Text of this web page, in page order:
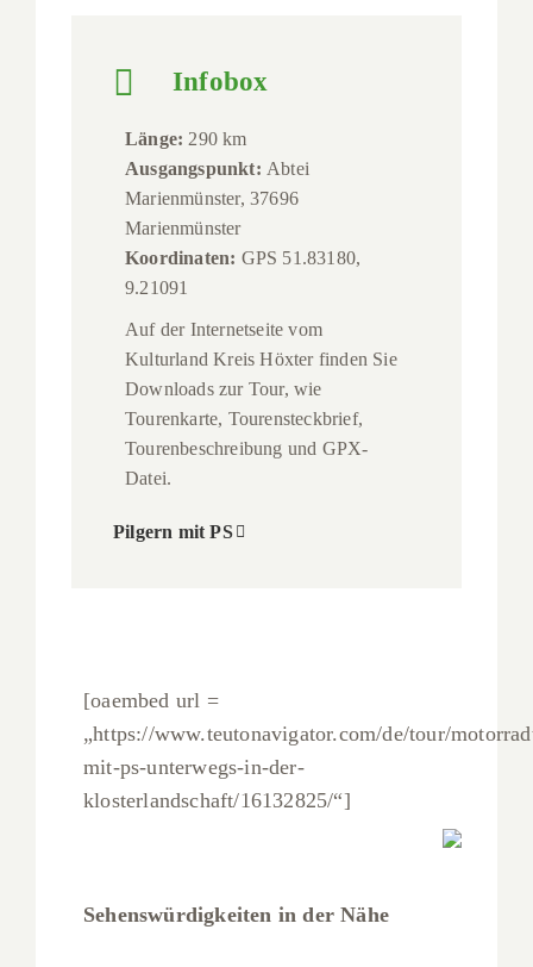
Infobox
Länge: 290 km
Ausgangspunkt: Abtei
Marienmünster, 37696
Marienmünster
Koordinaten: GPS 51.83180,
9.21091
Auf der Internetseite vom
Kulturland Kreis Höxter finden Sie
Downloads zur Tour, wie
Tourenkarte, Tourensteckbrief,
Tourenbeschreibung und GPX-
Datei.
Pilgern mit PS
[oaembed url =
„https://www.teutonavigator.com/de/tour/
mit-ps-unterwegs-in-der-
klosterlandschaft/16132825/“]
Sehenswürdigkeiten in der Nähe